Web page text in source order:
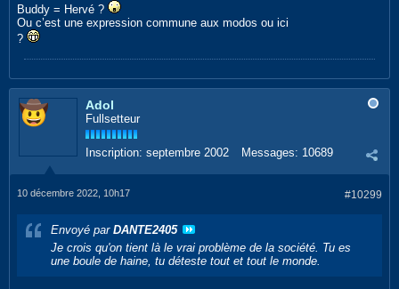
Buddy = Hervé ?
Ou c’est une expression commune aux modos ou ici
?
Adol
Fullsetteur
Inscription: septembre 2002 Messages: 10689
#10299
10 décembre 2022, 10h17
Envoyé par DANTE2405
Je crois qu'on tient là le vrai problème de la société. Tu es
une boule de haine, tu déteste tout et tout le monde.